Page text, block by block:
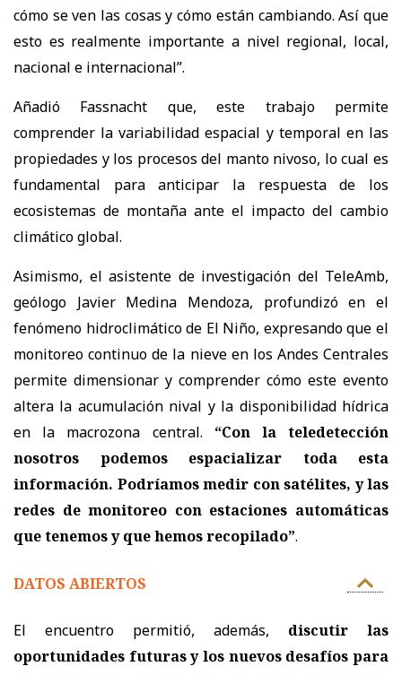
cómo se ven las cosas y cómo están cambiando. Así que
esto es realmente importante a nivel regional, local,
nacional e internacional”.
Añadió Fassnacht que, este trabajo permite
comprender la variabilidad espacial y temporal en las
propiedades y los procesos del manto nivoso, lo cual es
fundamental para anticipar la respuesta de los
ecosistemas de montaña ante el impacto del cambio
climático global.
Asimismo, el asistente de investigación del TeleAmb,
geólogo Javier Medina Mendoza, profundizó en el
fenómeno hidroclimático de El Niño, expresando que el
monitoreo continuo de la nieve en los Andes Centrales
permite dimensionar y comprender cómo este evento
altera la acumulación nival y la disponibilidad hídrica
en la macrozona central.
“Con la teledetección
nosotros podemos espacializar toda esta
información. Podríamos medir con satélites, y las
redes de monitoreo con estaciones automáticas
que tenemos y que hemos recopilado”.
DATOS ABIERTOS
El encuentro permitió, además,
discutir las
oportunidades futuras y los nuevos desafíos para